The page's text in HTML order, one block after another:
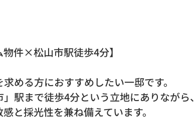
件×松山市駅徒歩4分】
める方におすすめしたい一邸です。
駅まで徒歩4分という立地にありながら、
と採光性を兼ね備えています。